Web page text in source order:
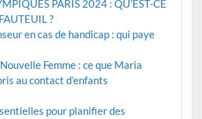
PARIS 2024 : QU’EST-CE
?
en cas de handicap : qui paye
Femme : ce que Maria
au contact d’enfants
pour planifier des